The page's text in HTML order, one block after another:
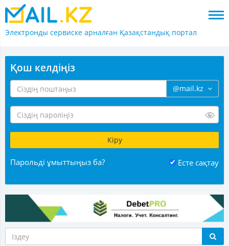
Электронды сервиске арналған Қазақстандық портал
Қош келдіңіз
@mail.kz
Парольді ұмыттыңыз ба? Есте сақтау